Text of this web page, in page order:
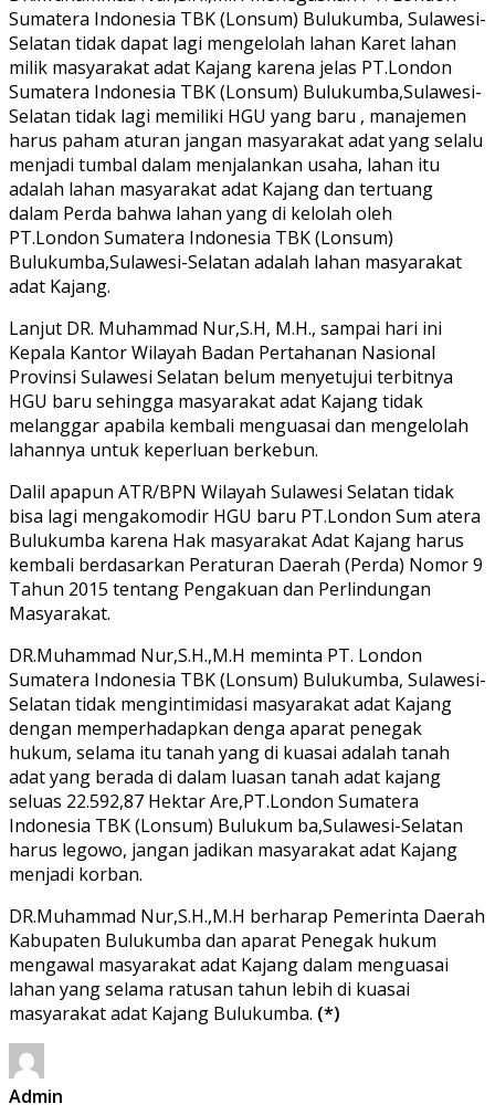
Sumatera Indonesia TBK (Lonsum) Bulukumba, Sulawesi-
Selatan tidak dapat lagi mengelolah lahan Karet lahan
milik masyarakat adat Kajang karena jelas PT.London
Sumatera Indonesia TBK (Lonsum) Bulukumba,Sulawesi-
Selatan tidak lagi memiliki HGU yang baru , manajemen
harus paham aturan jangan masyarakat adat yang selalu
menjadi tumbal dalam menjalankan usaha, lahan itu
adalah lahan masyarakat adat Kajang dan tertuang
dalam Perda bahwa lahan yang di kelolah oleh
PT.London Sumatera Indonesia TBK (Lonsum)
Bulukumba,Sulawesi-Selatan adalah lahan masyarakat
adat Kajang.
Lanjut DR. Muhammad Nur,S.H, M.H., sampai hari ini
Kepala Kantor Wilayah Badan Pertahanan Nasional
Provinsi Sulawesi Selatan belum menyetujui terbitnya
HGU baru sehingga masyarakat adat Kajang tidak
melanggar apabila kembali menguasai dan mengelolah
lahannya untuk keperluan berkebun.
Dalil apapun ATR/BPN Wilayah Sulawesi Selatan tidak
bisa lagi mengakomodir HGU baru PT.London Sum atera
Bulukumba karena Hak masyarakat Adat Kajang harus
kembali berdasarkan Peraturan Daerah (Perda) Nomor 9
Tahun 2015 tentang Pengakuan dan Perlindungan
Masyarakat.
DR.Muhammad Nur,S.H.,M.H meminta PT. London
Sumatera Indonesia TBK (Lonsum) Bulukumba, Sulawesi-
Selatan tidak mengintimidasi masyarakat adat Kajang
dengan memperhadapkan denga aparat penegak
hukum, selama itu tanah yang di kuasai adalah tanah
adat yang berada di dalam luasan tanah adat kajang
seluas 22.592,87 Hektar Are,PT.London Sumatera
Indonesia TBK (Lonsum) Bulukum ba,Sulawesi-Selatan
harus legowo, jangan jadikan masyarakat adat Kajang
menjadi korban.
DR.Muhammad Nur,S.H.,M.H berharap Pemerinta Daerah
Kabupaten Bulukumba dan aparat Penegak hukum
mengawal masyarakat adat Kajang dalam menguasai
lahan yang selama ratusan tahun lebih di kuasai
masyarakat adat Kajang Bulukumba. (*)
Admin